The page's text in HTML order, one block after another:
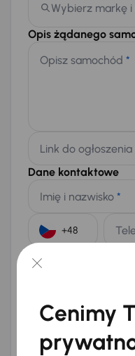
Wybierz markę i
Opis żądanego
Opisz samochód *
Link do
Dane kontaktowe
Imię i nazwisko *
E-mail
Na numer telefonu
Cenimy